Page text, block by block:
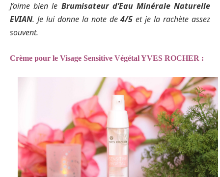
J’aime bien le Brumisateur d’Eau Minérale Naturelle
EVIAN. Je lui donne la note de4/5 et je la rachète assez
souvent.
Crème pour le Visage Sensitive Végétal YVES ROCHER :